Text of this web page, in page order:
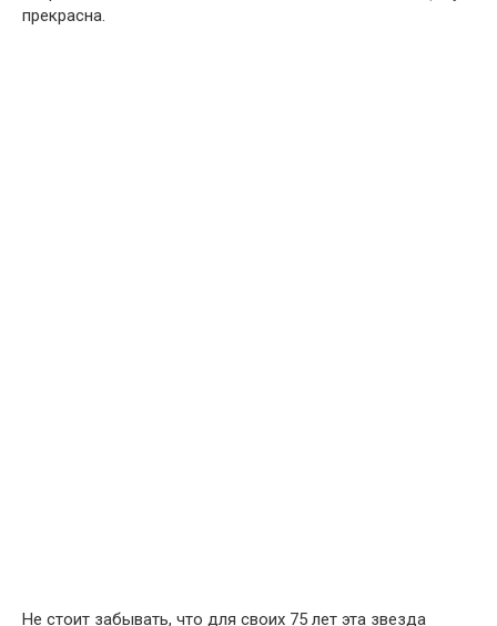
прекрасна.
Не стоит забывать, что для своих 75 лет эта звезда